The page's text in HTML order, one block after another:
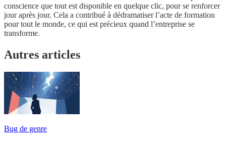
conscience que tout est disponible en quelque clic, pour se renforcer
jour après jour. Cela a contribué à dédramatiser l’acte de formation
pour tout le monde, ce qui est précieux quand l’entreprise se
transforme.
Autres articles
Bug de genre